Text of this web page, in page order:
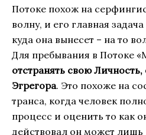
Потоке похож на
волну, и его главная
куда она вынесет – на то
Для пребывания в Потоке
отстранять свою Личность,
Эгрегора. Это похоже на
транса, когда человек
процесс и оценить то как
действовал он может лишь